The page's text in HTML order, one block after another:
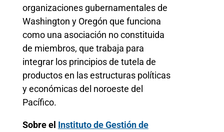
organizaciones gubernamentales de
Washington y Oregón que funciona
como una asociación no constituida
de miembros, que trabaja para
integrar los principios de tutela de
productos en las estructuras políticas
y económicas del noroeste del
Pacífico.
Sobre el Instituto de Gestión de